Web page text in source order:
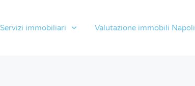
Servizi immobiliari Valutazione immobili Napoli